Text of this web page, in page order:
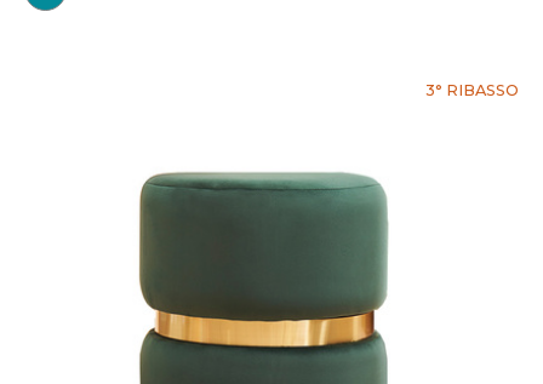
3° RIBASSO